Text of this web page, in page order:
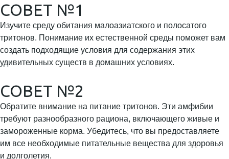
СОВЕТ №1
Изучите среду обитания малоазиатского и полосатого
тритонов. Понимание их естественной среды поможет вам
создать подходящие условия для содержания этих
удивительных существ в домашних условиях.
СОВЕТ №2
Обратите внимание на питание тритонов. Эти амфибии
требуют разнообразного рациона, включающего живые и
замороженные корма. Убедитесь, что вы предоставляете
им все необходимые питательные вещества для здоровья
и долголетия.